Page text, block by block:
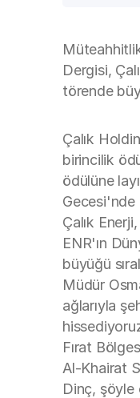
Dergisi,
törende
Çalık
birincilik
ödülüne
Gecesi'nde
Çalık
ENR'ın
büyüğü
Müdür
ağlarıyla
Fırat
Al-Khairat
Dinç, şöyle